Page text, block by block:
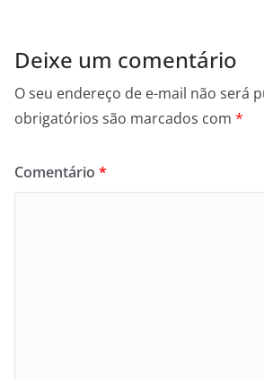
Deixe um comentário
O seu endereço de e-mail não será
obrigatórios são marcados com *
Comentário *